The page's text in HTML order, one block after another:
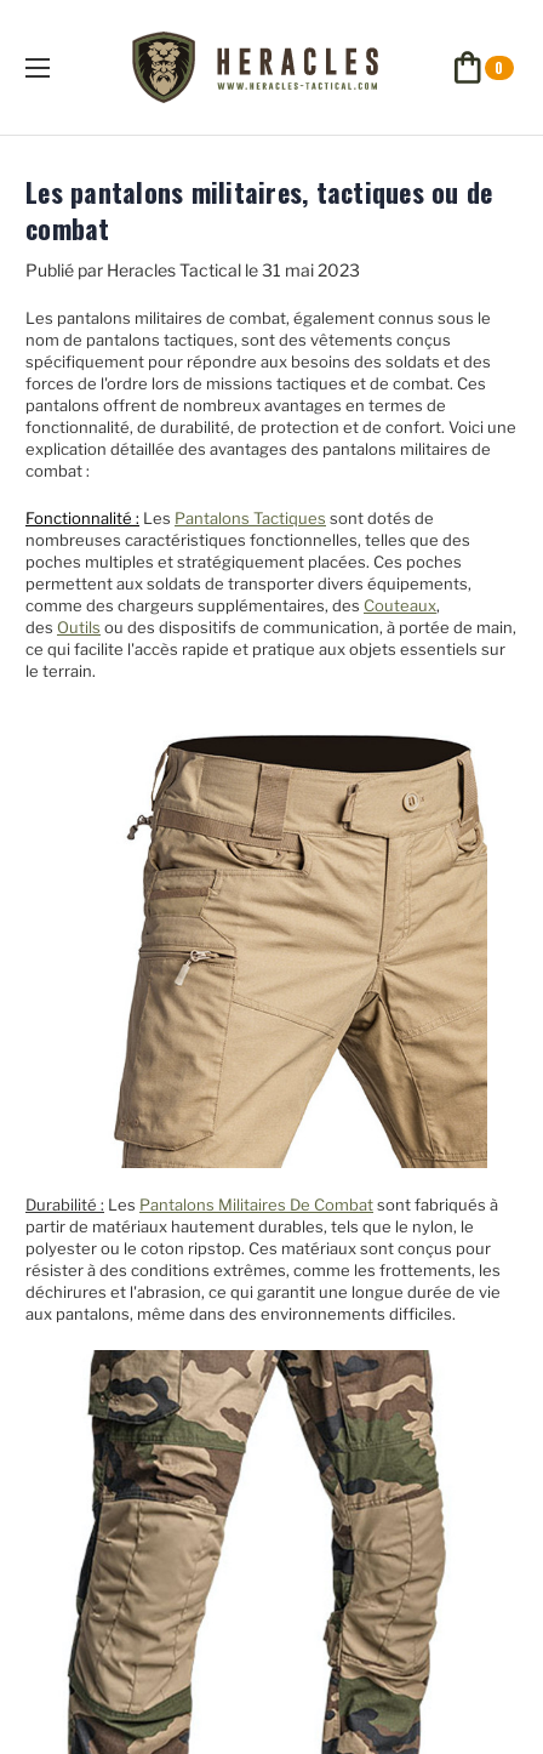
0
Les pantalons militaires, tactiques ou de
combat
Publié par Heracles Tactical le 31 mai 2023
Les pantalons militaires de combat, également connus sous le
nom de pantalons tactiques, sont des vêtements conçus
spécifiquement pour répondre aux besoins des soldats et des
forces de l'ordre lors de missions tactiques et de combat. Ces
pantalons offrent de nombreux avantages en termes de
fonctionnalité, de durabilité, de protection et de confort. Voici une
explication détaillée des avantages des pantalons militaires de
combat :
Fonctionnalité : Les Pantalons Tactiques sont dotés de
nombreuses caractéristiques fonctionnelles, telles que des
poches multiples et stratégiquement placées. Ces poches
permettent aux soldats de transporter divers équipements,
comme des chargeurs supplémentaires, des Couteaux,
des Outils ou des dispositifs de communication, à portée de main,
ce qui facilite l'accès rapide et pratique aux objets essentiels sur
le terrain.
Durabilité : Les Pantalons Militaires De Combatsont fabriqués à
partir de matériaux hautement durables, tels que le nylon, le
polyester ou le coton ripstop. Ces matériaux sont conçus pour
résister à des conditions extrêmes, comme les frottements, les
déchirures et l'abrasion, ce qui garantit une longue durée de vie
aux pantalons, même dans des environnements difficiles.